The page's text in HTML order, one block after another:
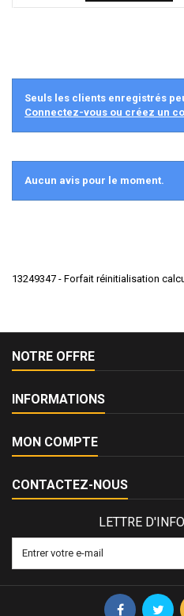
Seuls les clients enregistrés
Connectez-vous ou créez un
Aucun avis pour le moment.
13249347 - Forfait réinitialisation
NOTRE OFFRE
INFORMATIONS
MON COMPTE
CONTACTEZ-NOUS
LETTRE